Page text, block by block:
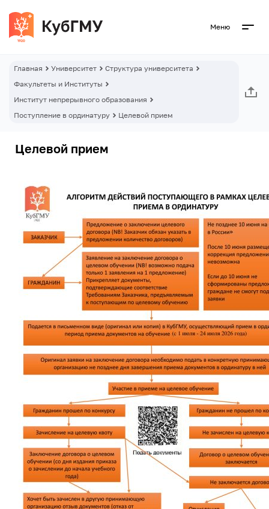
Меню
Главная Университет
Структура университета
Факультеты и Институты
Институт непрерывного образования
Поступление в ординатуру
Целевой прием
Целевой прием